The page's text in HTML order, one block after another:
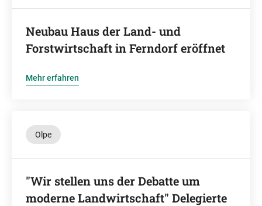
Neubau Haus der Land- und
Forstwirtschaft in Ferndorf eröffnet
Mehr erfahren
Olpe
"Wir stellen uns der Debatte um
moderne Landwirtschaft" Delegierte